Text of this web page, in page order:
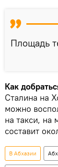
Площадь
Как
Сталина на
можно
на такси, на
составит
В Абхазии